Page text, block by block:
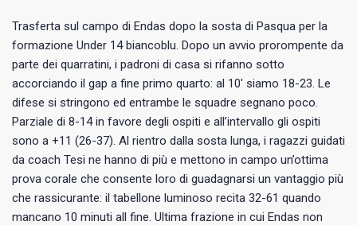
Trasferta sul campo di Endas dopo la sosta di Pasqua per la
formazione Under 14 biancoblu. Dopo un avvio prorompente da
parte dei quarratini, i padroni di casa si rifanno sotto
accorciando il gap a fine primo quarto: al 10′ siamo 18-23. Le
difese si stringono ed entrambe le squadre segnano poco.
Parziale di 8-14 in favore degli ospiti e all’intervallo gli ospiti
sono a +11 (26-37). Al rientro dalla sosta lunga, i ragazzi guidati
da coach Tesi ne hanno di più e mettono in campo un’ottima
prova corale che consente loro di guadagnarsi un vantaggio più
che rassicurante: il tabellone luminoso recita 32-61 quando
mancano 10 minuti all fine. Ultima frazione in cui Endas non